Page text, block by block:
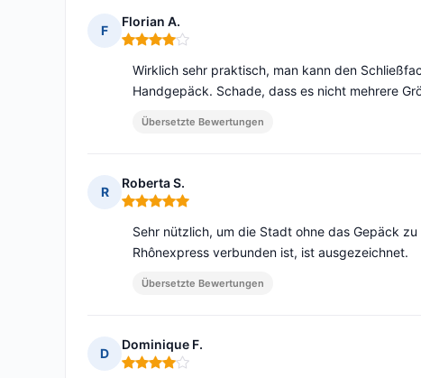
F
Florian A.
Hinweis: 4 von 5
Wirklich sehr praktisch, man kann den
Handgepäck. Schade, dass es nicht mehrere
Übersetzte Bewertungen
R
Roberta S.
Hinweis: 5 von 5
Sehr nützlich, um die Stadt ohne das Gepäck
Rhônexpress verbunden ist, ist ausgezeichnet.
Übersetzte Bewertungen
D
Dominique F.
Hinweis: 4 von 5